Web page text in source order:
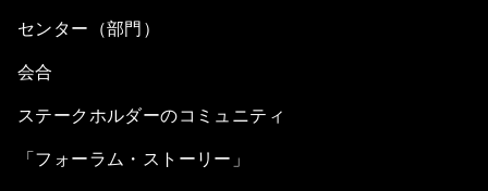
センター（部門）
会合
ステークホルダーのコミュニティ
「フォーラム・ストーリー」